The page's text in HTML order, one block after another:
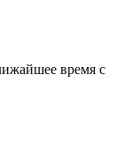
время с